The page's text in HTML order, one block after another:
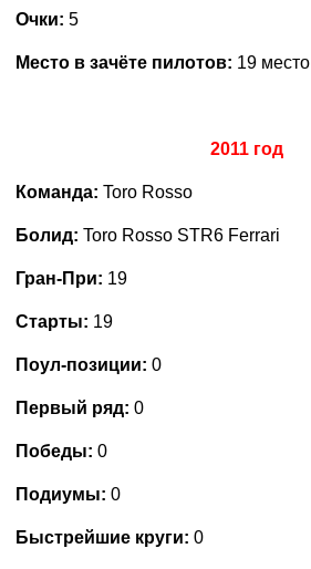
Очки: 5
Место в зачёте пилотов: 19 место
2011 год
Команда: Toro Rosso
Болид: Toro Rosso STR6 Ferrari
Гран-При: 19
Старты: 19
Поул-позиции: 0
Первый ряд: 0
Победы: 0
Подиумы: 0
Быстрейшие круги: 0